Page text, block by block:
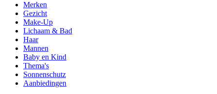
Merken
Gezicht
Make-Up
Lichaam & Bad
Haar
Mannen
Baby en Kind
Thema's
Sonnenschutz
Aanbiedingen